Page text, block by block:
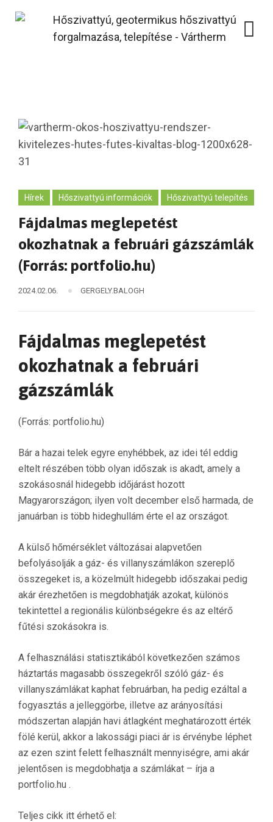
Hírek Hőszivattyú információk Hőszivattyú telepítés
Fájdalmas meglepetést
okozhatnak a februári gázszámlák
(Forrás: portfolio.hu)
2024.02.06. GERGELY.BALOGH
Fájdalmas meglepetést
okozhatnak a februári
gázszámlák
(Forrás: portfolio.hu)
Bár a hazai telek egyre enyhébbek, az idei tél eddig
eltelt részében több olyan időszak is akadt, amely a
szokásosnál hidegebb időjárást hozott
Magyarországon; ilyen volt december első harmada, de
januárban is több hideghullám érte el az országot.
A külső hőmérséklet változásai alapvetően
befolyásolják a gáz- és villanyszámlákon szereplő
összegeket is, a közelmúlt hidegebb időszakai pedig
akár érezhetően is megdobhatják azokat, különös
tekintettel a regionális különbségekre és az eltérő
fűtési szokásokra is.
A felhasználási statisztikából következően számos
háztartás magasabb összegekről szóló gáz- és
villanyszámlákat kaphat februárban, ha pedig ezáltal a
fogyasztás a jelleggörbe, illetve az arányosítási
módszertan alapján havi átlagként meghatározott érték
fölé kerül, akkor a lakossági piaci ár is érvénybe léphet
az ezen szint felett felhasznált mennyiségre, ami akár
jelentősen is megdobhatja a számlákat – írja a
portfolio.hu .
Teljes cikk itt érhető el: